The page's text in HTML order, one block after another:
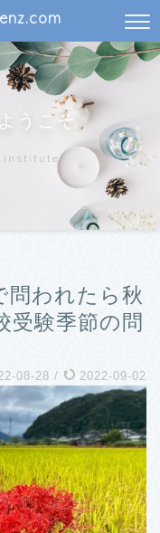
うこそ
Institute
問われたら秋
受験季節の問
08-28 / 2022-09-02